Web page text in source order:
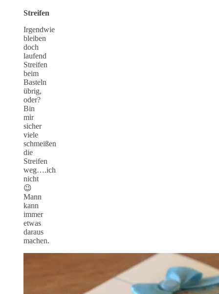
Streifen
Irgendwie
bleiben
doch
laufend
Streifen
beim
Basteln
übrig,
oder?
Bin
mir
sicher
viele
schmeißen
die
Streifen
weg….ich
nicht
😉
Mann
kann
immer
etwas
daraus
machen.